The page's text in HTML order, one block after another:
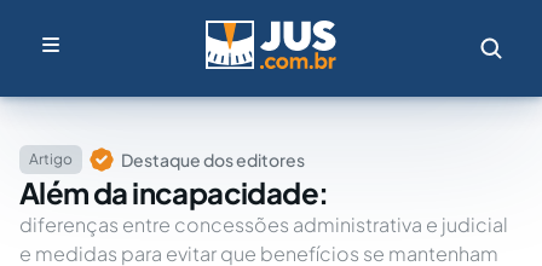
Artigo Destaque dos editores
Além da incapacidade:
diferenças entre concessões administrativa e judicial
e medidas para evitar que benefícios se mantenham